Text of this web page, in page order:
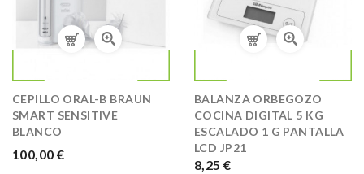
CEPILLO ORAL-B BRAUN
SMART SENSITIVE
BLANCO
PRECIO
100,00 €
BALANZA ORBEGOZO
COCINA DIGITAL 5 KG
ESCALADO 1 G PANTALLA
LCD JP21
PRECIO
8,25 €